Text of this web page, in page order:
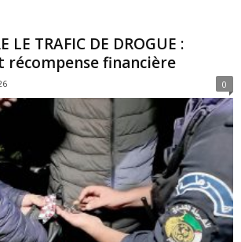
LE TRAFIC DE DROGUE :
récompense financière
0